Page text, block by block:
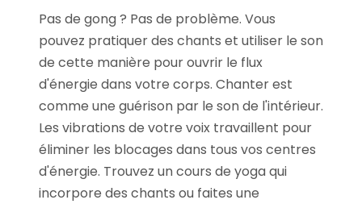
Pas de gong ? Pas de problème. Vous
pouvez pratiquer des chants et utiliser le son
de cette manière pour ouvrir le flux
d'énergie dans votre corps. Chanter est
comme une guérison par le son de l'intérieur.
Les vibrations de votre voix travaillent pour
éliminer les blocages dans tous vos centres
d'énergie. Trouvez un cours de yoga qui
incorpore des chants ou faites une